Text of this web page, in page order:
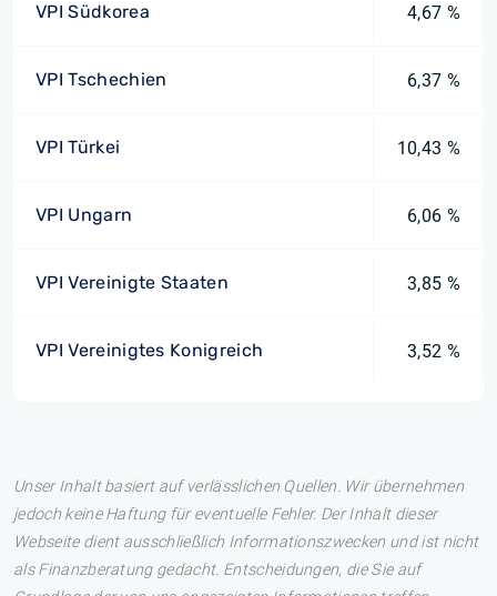
VPI Südkorea 4,67 %
VPI Tschechien 6,37 %
VPI Türkei 10,43 %
VPI Ungarn 6,06 %
VPI Vereinigte Staaten 3,85 %
VPI Vereinigtes Konigreich 3,52 %
Unser Inhalt basiert auf verlässlichen Quellen. Wir übernehmen
jedoch keine Haftung für eventuelle Fehler. Der Inhalt dieser
Webseite dient ausschließlich Informationszwecken und ist nicht
als Finanzberatung gedacht. Entscheidungen, die Sie auf